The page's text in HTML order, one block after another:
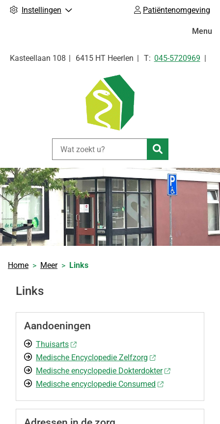
Instellingen Patiëntenomgeving
Kasteellaan 108 6415 HT Heerlen Tel:
045-5720969
Zoeken
Menu
Home Meer Links
Links
Aandoeningen
Thuisarts
Medische Encyclopedie Zelfzorg
Medische encyclopedie Dokterdokter
Medische encyclopedie Consumed